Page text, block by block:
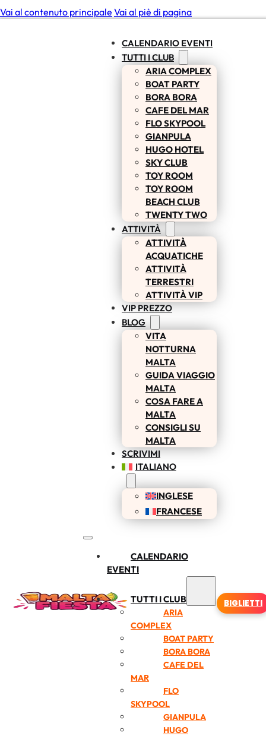
Vai al contenuto principale Vai al piè di pagina
CALENDARIO EVENTI
TUTTI I CLUB
ARIA COMPLEX
BOAT PARTY
BORA BORA
CAFE DEL MAR
FLO SKYPOOL
GIANPULA
HUGO HOTEL
SKY CLUB
TOY ROOM
TOY ROOM
BEACH CLUB
TWENTY TWO
ATTIVITÀ
ATTIVITÀ
ACQUATICHE
ATTIVITÀ
TERRESTRI
ATTIVITÀ VIP
VIP PREZZO
BLOG
VITA
NOTTURNA
MALTA
GUIDA VIAGGIO
MALTA
COSA FARE A
MALTA
CONSIGLI SU
MALTA
SCRIVIMI
ITALIANO
INGLESE
FRANCESE
CALENDARIO
EVENTI
TUTTI I CLUB
ARIA
COMPLEX
BOAT PARTY
BORA BORA
CAFE DEL
MAR
FLO
SKYPOOL
GIANPULA
HUGO
BIGLIETTI